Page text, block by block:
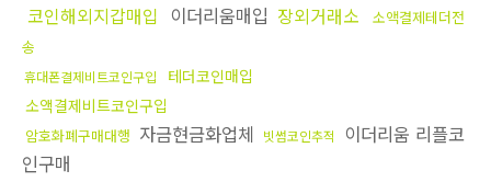
코인해외지갑매입 이더리움매입 장외거래소
소액결제테더전
송
휴대폰결제비트코인구입
테더코인매입
소액결제비트코인구입
암호화폐구매대행 자금현금화업체 빗썸코인추적
이더리움 리플코
인구매